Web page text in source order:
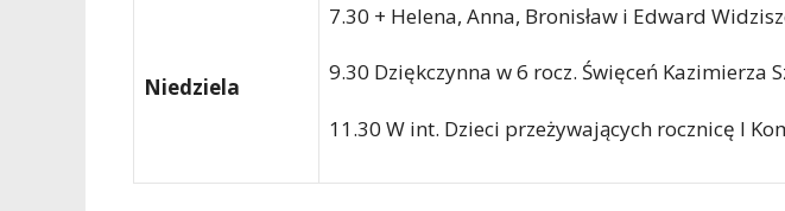
Niedziela
7.30 + Helena, Anna, Bronisław i Edward
9.30 Dziękczynna w 6 rocz. Święceń Kazimierza
11.30 W int. Dzieci przeżywających rocznicę I